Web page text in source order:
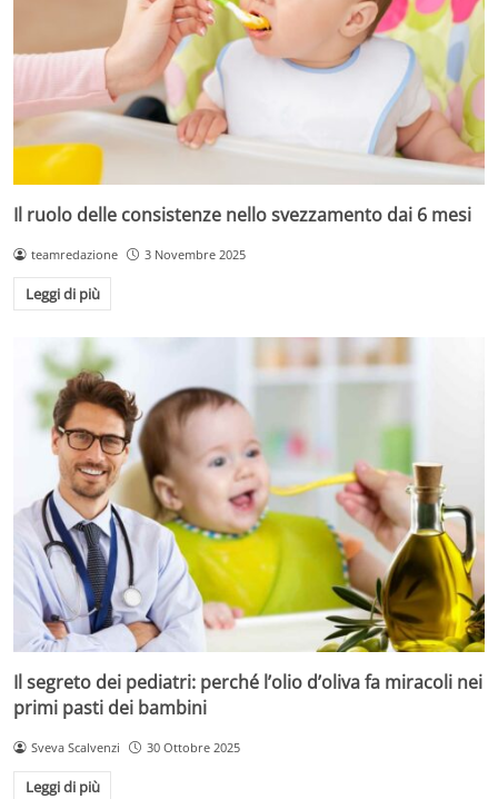
Il ruolo delle consistenze nello svezzamento dai 6 mesi
teamredazione 3 Novembre 2025
Leggi di più
Il segreto dei pediatri: perché l’olio d’oliva fa miracoli nei
primi pasti dei bambini
Sveva Scalvenzi 30 Ottobre 2025
Leggi di più